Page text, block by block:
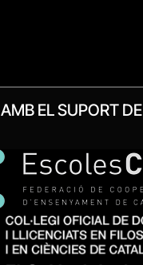
AMB EL SUPORT DE